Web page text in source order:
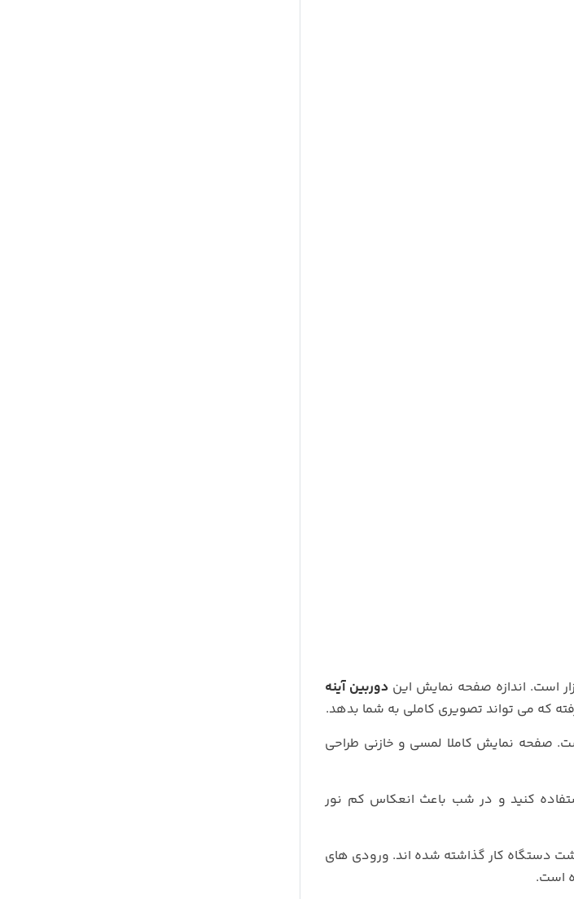
است. اندازه صفحه نمایش این دوربین آینه
صفحه نمایش کاملا لمسی و خازنی طراحی
کنید و در شب باعث انعکاس کم نور
دستگاه کار گذاشته شده اند. ورودی های
است.